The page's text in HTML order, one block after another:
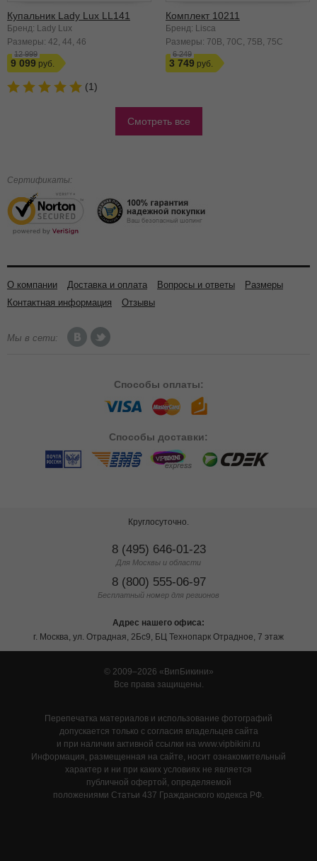
Купальник Lady Lux LL141
Бренд: Lady Lux
Размеры: 42 44 46
12 999
9 099
(1)
Комплект 10211
Бренд: Lisca
Размеры: 70B 70C 75B 75C
6 249
3 749
Смотреть все
Сертификаты:
О компании Доставка и оплата Вопросы и ответы
Размеры
Контактная информация
Отзывы
Мы в сети:
Способы оплаты:
Способы доставки:
Круглосуточно.
8 (495) 646-01-23
Для Москвы и области
8 (800) 555-06-97
Бесплатный номер для регионов
Адрес нашего офиса:
г. Москва, ул. Отрадная, 2Бс9, БЦ Технопарк Отрадное, 7 этаж
© 2009–2026
ВипБикини
Все права защищены.
Перепечатка материалов и использование фотографий
допускается только с согласия владельцев сайта
и при наличии активной ссылки на www.vipbikini.ru
Информация, размещенная на сайте, носит ознакомительный
характер и ни при каких условиях не является
публичной офертой, определяемой
положениями Статьи 437 Гражданского кодекса РФ.